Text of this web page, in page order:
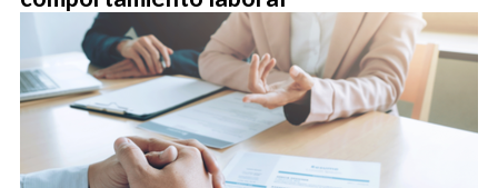
EMISIÓN 11:30 PM